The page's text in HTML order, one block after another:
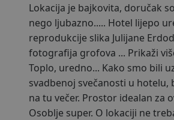
Lokacija je bajkovita, doručak
nego ljubazno..... Hotel lijepo
reprodukcije slika Julijane
fotografija grofova ... Prikaži
Toplo, uredno... Kako smo bili
svadbenoj svečanosti u
na tu večer. Prostor idealan za
Osoblje super. O lokaciji ne